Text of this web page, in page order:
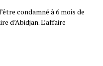
condamné à 6 mois de
d’Abidjan. L’affaire